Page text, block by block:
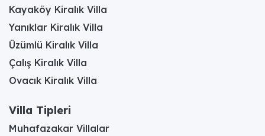
Kayaköy Kiralık Villa
Yanıklar Kiralık Villa
Üzümlü Kiralık Villa
Çalış Kiralık Villa
Ovacık Kiralık Villa
Villa Tipleri
Muhafazakar Villalar